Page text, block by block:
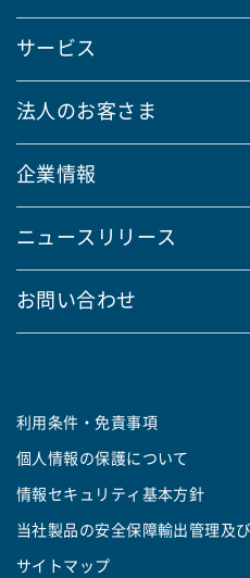
サービス
法人のお客さま
企業情報
ニュースリリース
お問い合わせ
利用条件・免責事項
個人情報の保護について
情報セキュリティ基本方針
当社製品の安全保障輸出管理及
サイトマップ